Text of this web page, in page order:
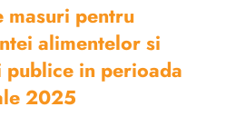
masuri pentru
alimentelor si
in perioada
2025